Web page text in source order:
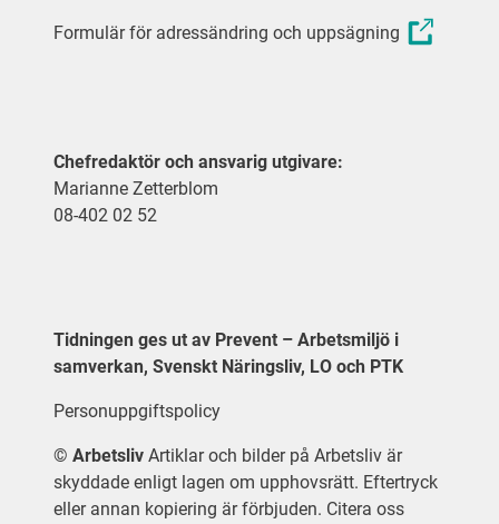
Formulär för adressändring och uppsägning
Chefredaktör och ansvarig utgivare:
Marianne Zetterblom
08-402 02 52
Tidningen ges ut av Prevent – Arbetsmiljö i
samverkan, Svenskt Näringsliv, LO och PTK
Personuppgiftspolicy
© Arbetsliv Artiklar och bilder på Arbetsliv är
skyddade enligt lagen om upphovsrätt. Eftertryck
eller annan kopiering är förbjuden. Citera oss